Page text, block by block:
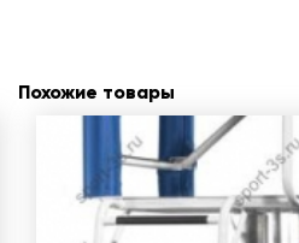
Похожие товары